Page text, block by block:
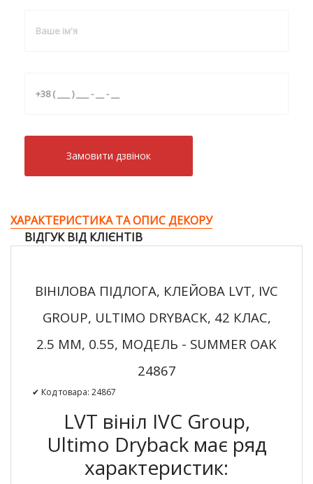
Замовити дзвiнок
ХАРАКТЕРИСТИКА ТА ОПИС ДЕКОРУ
ВІДГУК ВІД КЛІЄНТІВ
ВІНІЛОВА ПІДЛОГА, КЛЕЙОВА LVT, IVC
GROUP, ULTIMO DRYBACK, 42 КЛАС,
2.5 ММ, 0.55, МОДЕЛЬ - SUMMER OAK
24867
✔ Код товара: 24867
LVT вініл IVC Group,
Ultimo Dryback має ряд
характеристик: